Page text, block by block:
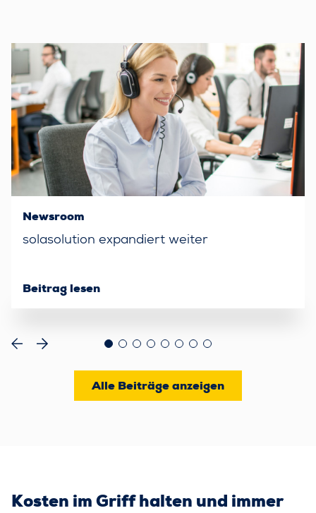
Newsroom
solasolution expandiert weiter
Beitrag lesen
Alle Beiträge anzeigen
Kosten im Griff halten und immer